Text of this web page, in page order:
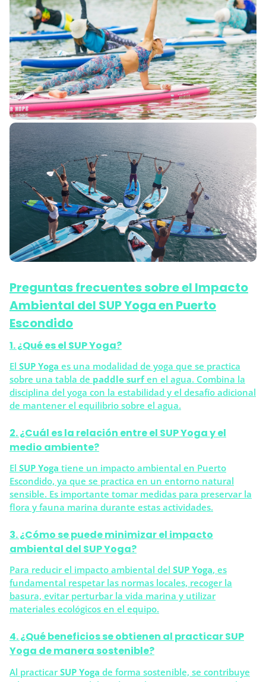
Preguntas frecuentes sobre el Impacto
Ambiental del SUP Yoga en Puerto
Escondido
1. ¿Qué es el SUP Yoga?
El SUP Yoga es una modalidad de yoga que se practica
sobre una tabla de paddle surfen el agua. Combina la
disciplina del yoga con la estabilidad y el desafío adicional
de mantener el equilibrio sobre el agua.
2. ¿Cuál es la relación entre el SUP Yoga y el
medio ambiente?
El SUP Yoga tiene un impacto ambiental en Puerto
Escondido, ya que se practica en un entorno natural
sensible. Es importante tomar medidas para preservar la
flora y fauna marina durante estas actividades.
3. ¿Cómo se puede minimizar el impacto
ambiental del SUP Yoga?
Para reducir el impacto ambiental del SUP Yoga, es
fundamental respetar las normas locales, recoger la
basura, evitar perturbar la vida marina y utilizar
materiales ecológicos en el equipo.
4. ¿Qué beneficios se obtienen al practicar SUP
Yoga de manera sostenible?
Al practicarSUP Yoga de forma sostenible, se contribuye